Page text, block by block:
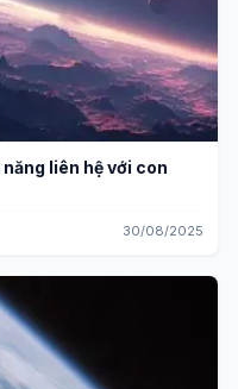
liên hệ với con
30/08/2025